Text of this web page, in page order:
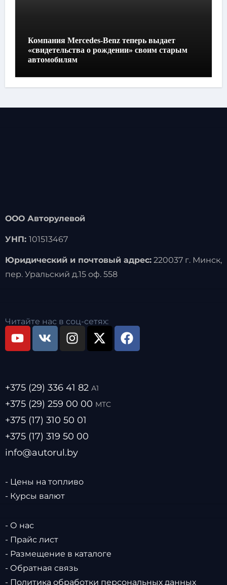
Компания Mercedes-Benz теперь выдает
«свидетельства о рождении» своим старым
автомобилям
ООО Авторулевой
УНП: 101513467
Юридический и почтовый адрес:220037 г. Минск,
пер. Уральский д.15 оф. 558
Читайте нас в соц-сетях:
+375 (29) 336 41 82 А1
+375 (29) 259 00 00 МТС
+375 (17) 310 50 01
+375 (17) 319 50 00
info@autorul.by
- Цены на топливо
- Курсы валют
- О нас
- Прайс лист
- Размещение в каталоге
- Обратная связь
- Политика обработки персональных данных